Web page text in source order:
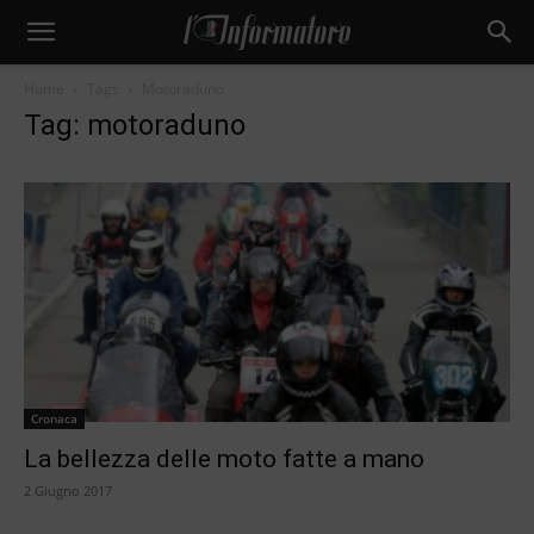
Tag: motoraduno
Cronaca
La bellezza delle moto fatte a mano
2 Giugno 2017